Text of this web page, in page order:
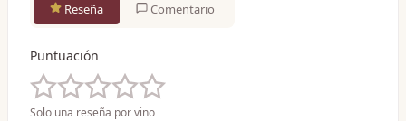
Reseña Comentario
Puntuación
Solo una reseña por vino